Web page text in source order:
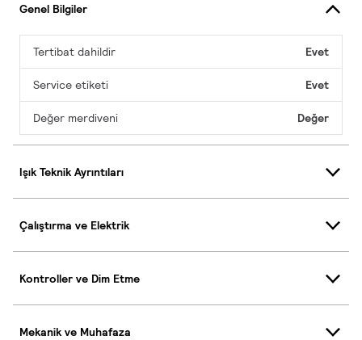
Genel Bilgiler
Tertibat dahildir Evet
Service etiketi Evet
Değer merdiveni Değer
Işık Teknik Ayrıntıları
Çalıştırma ve Elektrik
Kontroller ve Dim Etme
Mekanik ve Muhafaza